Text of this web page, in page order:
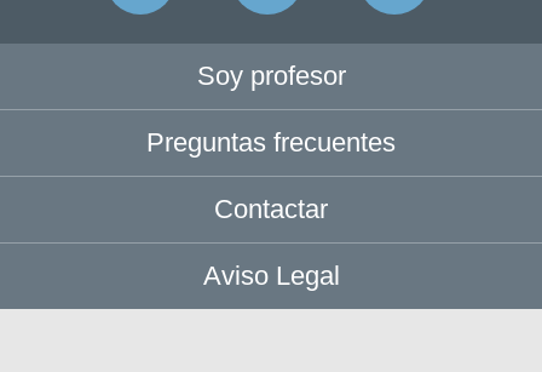
Soy profesor
Preguntas frecuentes
Contactar
Aviso Legal